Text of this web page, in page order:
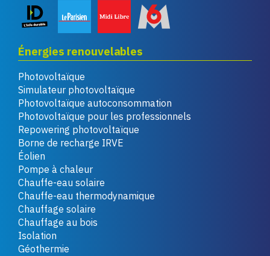
Énergies renouvelables
Photovoltaïque
Simulateur photovoltaïque
Photovoltaïque autoconsommation
Photovoltaïque pour les professionnels
Repowering photovoltaïque
Borne de recharge IRVE
Éolien
Pompe à chaleur
Chauffe-eau solaire
Chauffe-eau thermodynamique
Chauffage solaire
Chauffage au bois
Isolation
Géothermie